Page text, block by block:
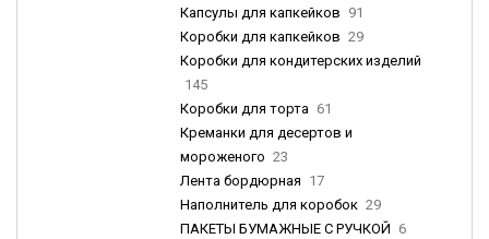
Капсулы для капкейков 91
Коробки для капкейков 29
Коробки для кондитерских изделий
145
Коробки для торта 61
Креманки для десертов и
мороженого 23
Лента бордюрная 17
Наполнитель для коробок 29
ПАКЕТЫ БУМАЖНЫЕ С РУЧКОЙ 6